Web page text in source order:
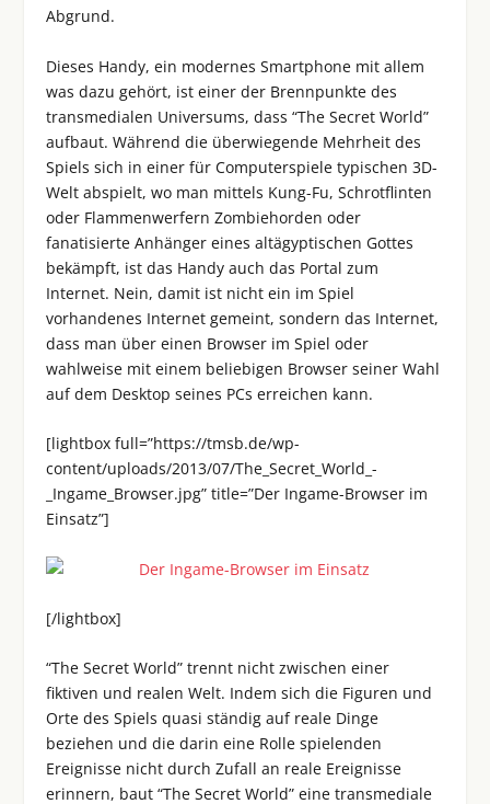
Abgrund.
Dieses Handy, ein modernes Smartphone mit allem
was dazu gehört, ist einer der Brennpunkte des
transmedialen Universums, dass “The Secret World”
aufbaut. Während die überwiegende Mehrheit des
Spiels sich in einer für Computerspiele typischen 3D-
Welt abspielt, wo man mittels Kung-Fu, Schrotflinten
oder Flammenwerfern Zombiehorden oder
fanatisierte Anhänger eines altägyptischen Gottes
bekämpft, ist das Handy auch das Portal zum
Internet. Nein, damit ist nicht ein im Spiel
vorhandenes Internet gemeint, sondern das Internet,
dass man über einen Browser im Spiel oder
wahlweise mit einem beliebigen Browser seiner Wahl
auf dem Desktop seines PCs erreichen kann.
[lightbox full=”https://tmsb.de/wp-
content/uploads/2013/07/The_Secret_World_-
_Ingame_Browser.jpg” title=”Der Ingame-Browser im
Einsatz”]
[/lightbox]
“The Secret World” trennt nicht zwischen einer
fiktiven und realen Welt. Indem sich die Figuren und
Orte des Spiels quasi ständig auf reale Dinge
beziehen und die darin eine Rolle spielenden
Ereignisse nicht durch Zufall an reale Ereignisse
erinnern, baut “The Secret World” eine transmediale